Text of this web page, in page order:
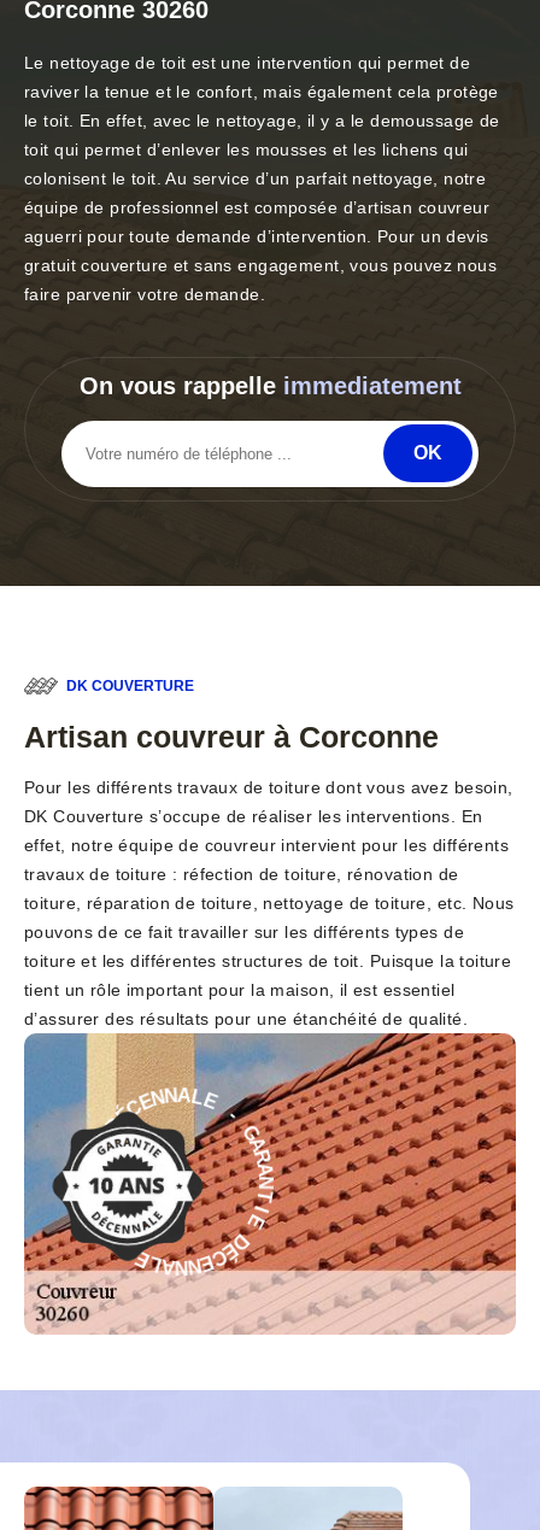
Corconne 30260
Le nettoyage de toit est une intervention qui permet de
raviver la tenue et le confort, mais également cela protège
le toit. En effet, avec le nettoyage, il y a le demoussage de
toit qui permet d’enlever les mousses et les lichens qui
colonisent le toit. Au service d’un parfait nettoyage, notre
équipe de professionnel est composée d’artisan couvreur
aguerri pour toute demande d’intervention. Pour un devis
gratuit couverture et sans engagement, vous pouvez nous
faire parvenir votre demande.
On vous rappelle immediatement
DK COUVERTURE
Artisan couvreur à Corconne
Pour les différents travaux de toiture dont vous avez besoin,
DK Couverture s’occupe de réaliser les interventions. En
effet, notre équipe de couvreur intervient pour les différents
travaux de toiture : réfection de toiture, rénovation de
toiture, réparation de toiture, nettoyage de toiture, etc. Nous
pouvons de ce fait travailler sur les différents types de
toiture et les différentes structures de toit. Puisque la toiture
tient un rôle important pour la maison, il est essentiel
d’assurer des résultats pour une étanchéité de qualité.
G
A
R
A
N
T
I
E
D
É
C
E
N
NALE - GAR
A
N
T
I
E
D
É
C
E
N
N
A
L
E
-